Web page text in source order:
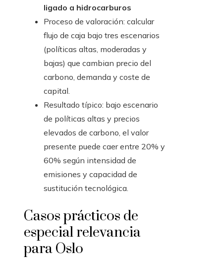
ligado a hidrocarburos
Proceso de valoración: calcular
flujo de caja bajo tres escenarios
(políticas altas, moderadas y
bajas) que cambian precio del
carbono, demanda y coste de
capital.
Resultado típico: bajo escenario
de políticas altas y precios
elevados de carbono, el valor
presente puede caer entre 20% y
60% según intensidad de
emisiones y capacidad de
sustitución tecnológica.
Casos prácticos de
especial relevancia
para Oslo